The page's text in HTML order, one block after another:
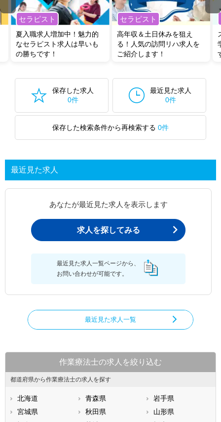
セラピスト
夏入職求人増加中！魅力的
なセラピスト求人は早いも
の勝ちです！
セラピスト
高年収＆土日休みを狙え
る！人気の訪問リハ求人を
ご紹介します！
保存した求人
0件
最近見た求人
0件
保存した検索条件から再検索する 0件
最近見た求人
あなたが最近見た求人を表示します
求人を探してみる
最近見た求人一覧ページから、
お問い合わせが可能です。
最近見た求人一覧
作業療法士の求人を絞り込む
都道府県から作業療法士の求人を探す
北海道 青森県
岩手県
宮城県
秋田県
山形県